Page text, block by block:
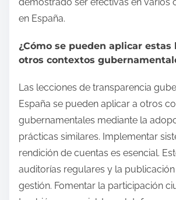
en España.
¿Cómo se pueden aplicar estas
otros contextos
Las lecciones de transparencia
España se pueden aplicar a otros
gubernamentales mediante la
prácticas similares. Implementar
rendición de cuentas es esencial.
auditorías regulares y la
gestión. Fomentar la participación